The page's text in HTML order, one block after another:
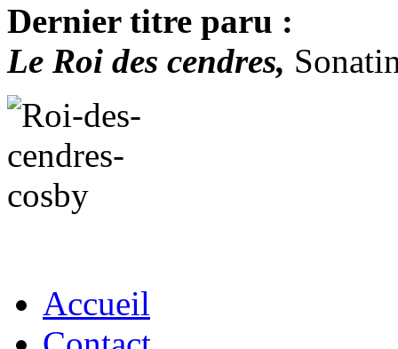
Dernier titre paru :
Le Roi des cendres,
Accueil